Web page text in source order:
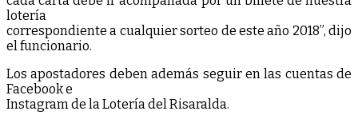
lotería
correspondiente a cualquier sorteo de este año 2018”, dijo
el funcionario.
Los apostadores deben además seguir en las cuentas de
Facebook e
Instagram de la Lotería del Risaralda.